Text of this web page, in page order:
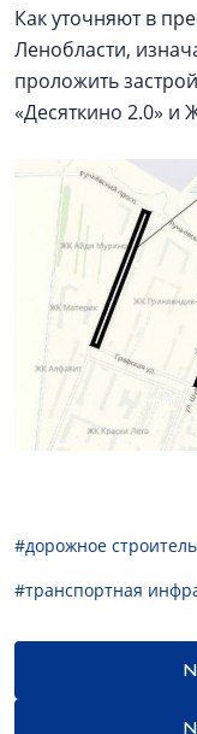
Как уточняют в
Ленобласти,
проложить
«Десяткино 2.0» и
#дорожное
#транспортная